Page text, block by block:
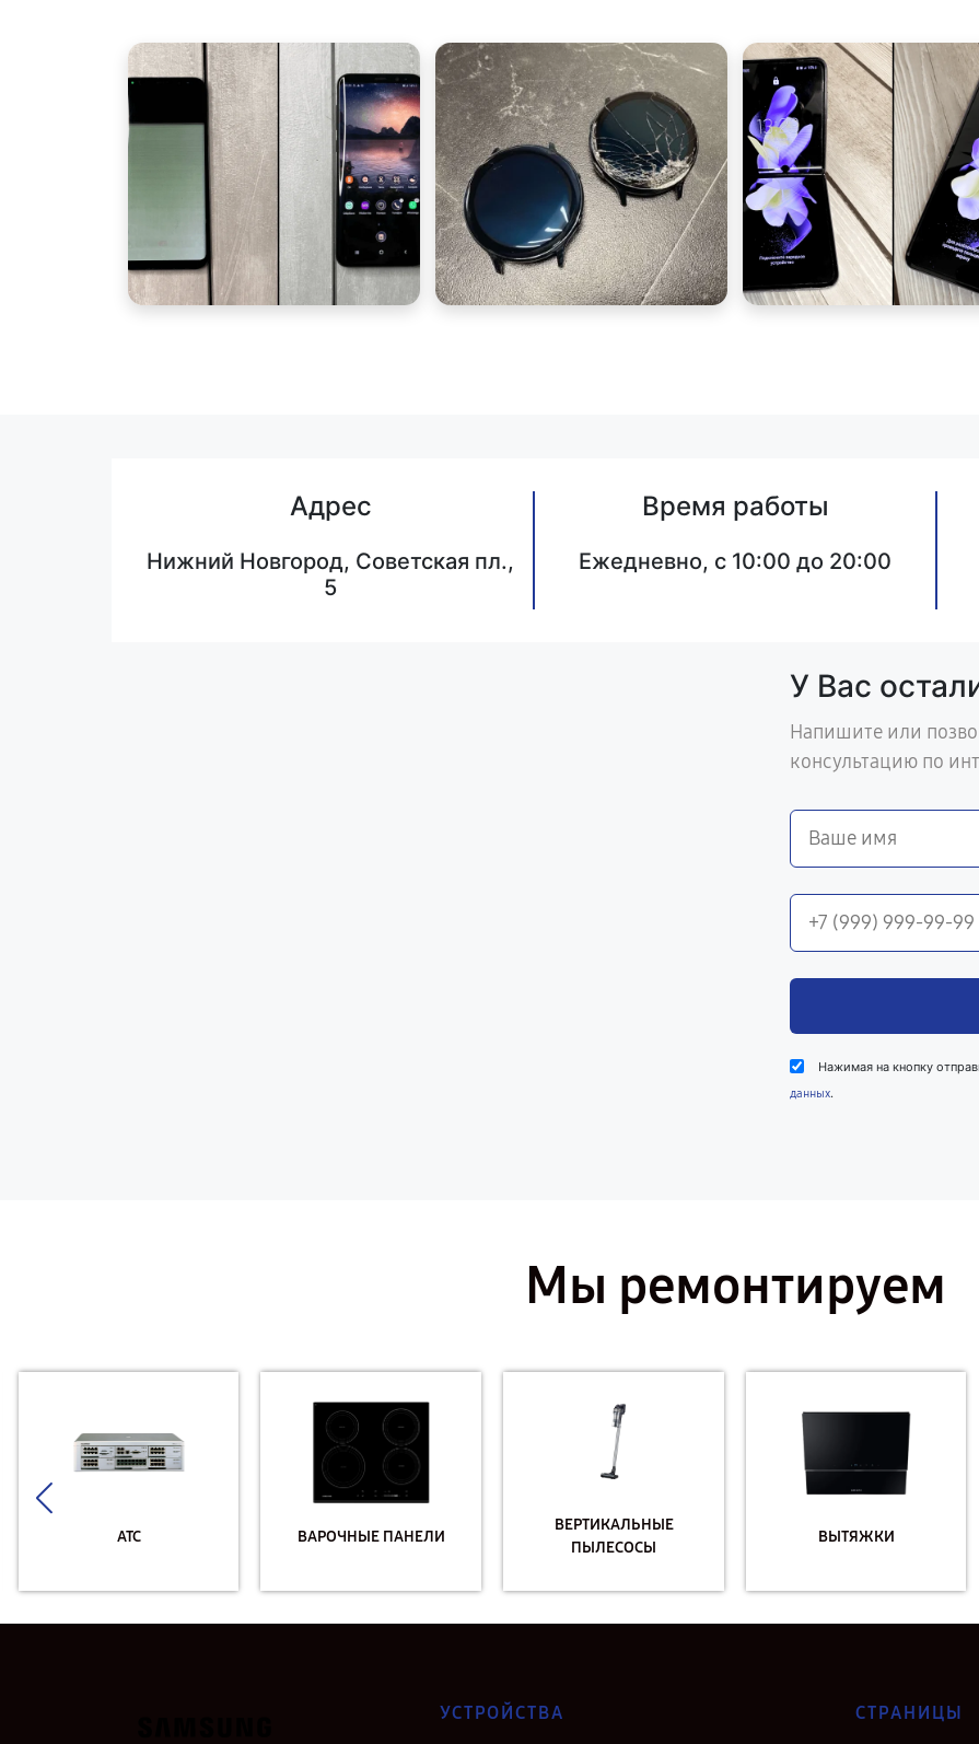
Адрес
Нижний Новгород, Советская пл.,
5
Время работы
Ежедневно, с 10:00 до 20:00
У Вас
Напишите или
консультацию по
Нажимая на кнопку
данных.
Мы ремонтируем
АТС ВАРОЧНЫЕ ПАНЕЛИ
ВЕРТИКАЛЬНЫЕ
ПЫЛЕСОСЫ
ВЫТЯЖКИ
УСТРОЙСТВА СТРАНИЦЫ